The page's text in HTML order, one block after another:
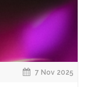
7 Nov 2025